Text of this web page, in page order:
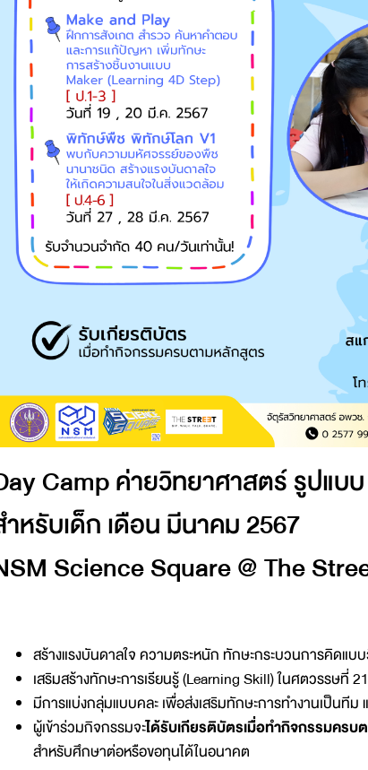
Camp ค่ายวิทยาศาสตร์ รูปแบ
หรับเด็ก เดือน มีนาคม 2567
Science Square @ The
สร้างแรงบันดาลใจ ความตระหนัก ทักษะกระบวนการคิดแบ
เสริมสร้างทักษะการเรียนรู้ (Learning Skill) ในศตวรรษที่ 21
มีการแบ่งกลุ่มแบบคละ เพื่อส่งเสริมทักษะการทำงานเป็นที
ผู้เข้าร่วมกิจกรรมจะได้รับเกียรติบัตรเมื่อทำกิจกรรมครบ
สำหรับศึกษาต่อหรือขอทุนได้ในอนาคต